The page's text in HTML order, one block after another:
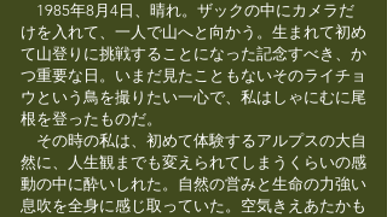
1985年8月4日、晴れ。ザックの中にカメラだ
けを入れて、一人で山へと向かう。生まれて初め
て山登りに挑戦することになった記念すべき、か
つ重要な日。いまだ見たこともないそのライチョ
ウという鳥を撮りたい一心で、私はしゃにむに尾
根を登ったものだ。
その時の私は、初めて体験するアルプスの大自
然に、人生観までも変えられてしまうくらいの感
動の中に酔いしれた。自然の営みと生命の力強い
息吹を全身に感じ取っていた。空気きえあたかも